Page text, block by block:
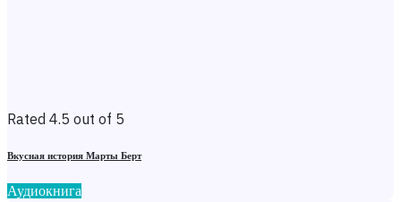
Rated 4.5 out of 5
Вкусная история Марты Берт
Аудиокнига